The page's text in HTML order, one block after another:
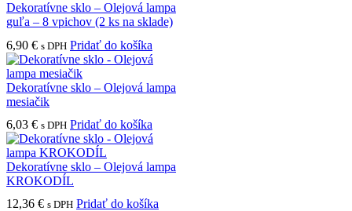
Dekoratívne sklo – Olejová lampa
guľa – 8 vpichov (2 ks na sklade)
6,90 € s DPH Pridať do košíka
Dekoratívne sklo – Olejová lampa
mesiačik
6,03 € s DPH Pridať do košíka
Dekoratívne sklo – Olejová lampa
KROKODÍL
12,36 € s DPH Pridať do košíka